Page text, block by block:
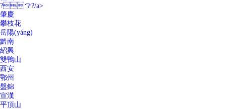
?？?/a>
肇慶
攀枝花
岳陽(yáng)
黔南
紹興
雙鴨山
西安
鄂州
盤錦
宣漢
平頂山